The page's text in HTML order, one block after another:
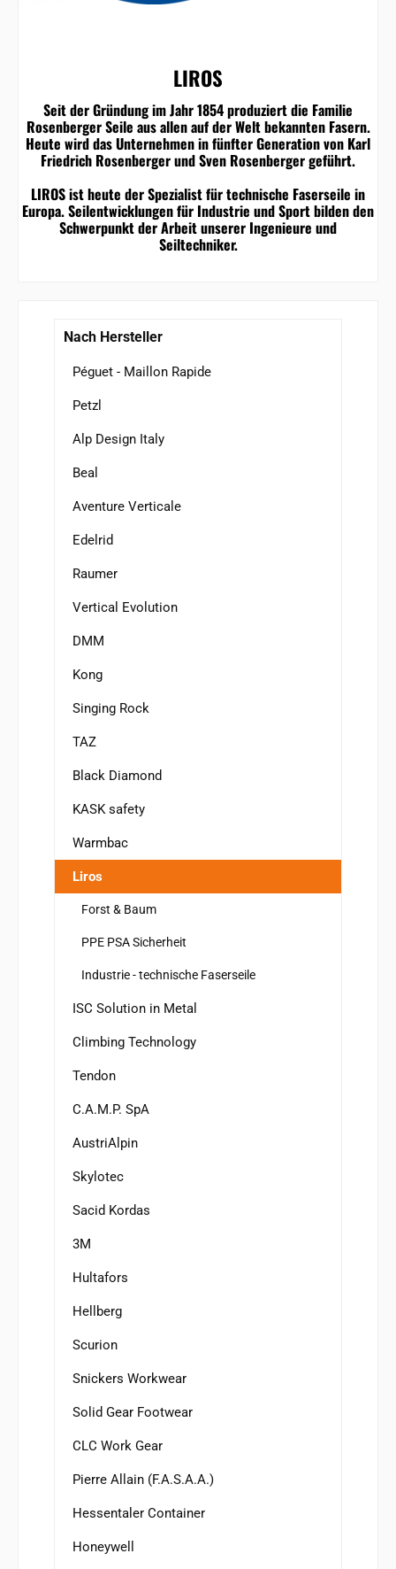
LIROS
Seit der Gründung im Jahr 1854 produziert die Familie
Rosenberger Seile aus allen auf der Welt bekannten Fasern.
Heute wird das Unternehmen in fünfter Generation von Karl
Friedrich Rosenberger und Sven Rosenberger geführt.
LIROS ist heute der Spezialist für technische Faserseile in
Europa. Seilentwicklungen für Industrie und Sport bilden den
Schwerpunkt der Arbeit unserer Ingenieure und
Seiltechniker.
Nach Hersteller
Péguet - Maillon Rapide
Petzl
Alp Design Italy
Beal
Aventure Verticale
Edelrid
Raumer
Vertical Evolution
DMM
Kong
Singing Rock
TAZ
Black Diamond
KASK safety
Warmbac
Liros
Forst & Baum
PPE PSA Sicherheit
Industrie - technische Faserseile
ISC Solution in Metal
Climbing Technology
Tendon
C.A.M.P. SpA
AustriAlpin
Skylotec
Sacid Kordas
3M
Hultafors
Hellberg
Scurion
Snickers Workwear
Solid Gear Footwear
CLC Work Gear
Pierre Allain (F.A.S.A.A.)
Hessentaler Container
Honeywell